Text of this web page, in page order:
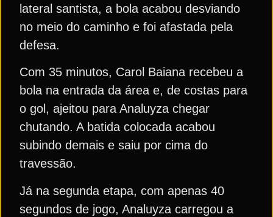
lateral santista, a bola acabou desviando
no meio do caminho e foi afastada pela
defesa.
Com 35 minutos, Carol Baiana recebeu a
bola na entrada da área e, de costas para
o gol, ajeitou para Analuyza chegar
chutando. A batida colocada acabou
subindo demais e saiu por cima do
travessão.
Já na segunda etapa, com apenas 40
segundos de jogo, Analuyza carregou a